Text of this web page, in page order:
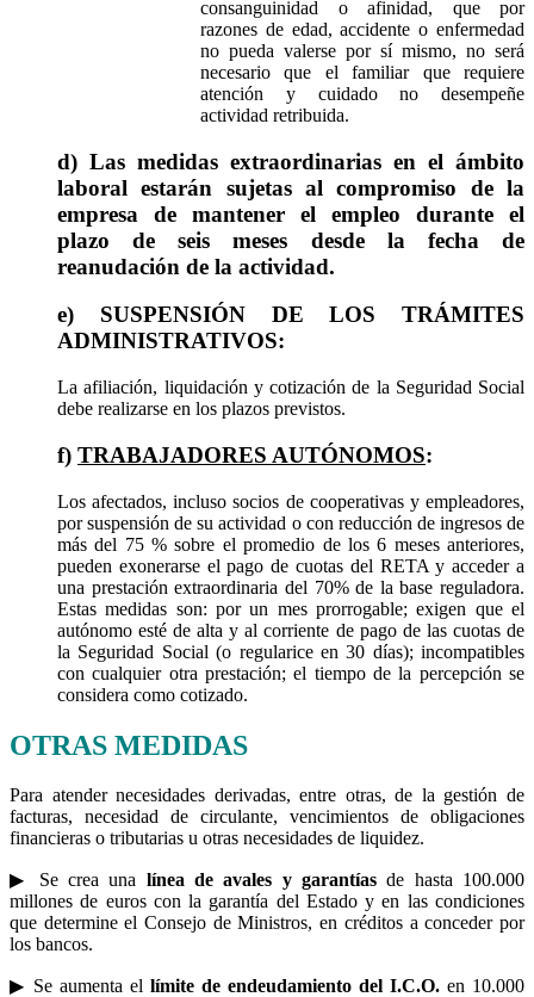
consanguinidad o afinidad, que por
razones de edad, accidente o enfermedad
no pueda valerse por sí mismo, no será
necesario que el familiar que requiere
atención y cuidado no desempeñe
actividad retribuida.
d) Las medidas extraordinarias en el ámbito
laboral estarán sujetas al compromiso de la
empresa de mantener el empleo durante el
plazo de seis meses desde la fecha de
reanudación de la actividad.
e) SUSPENSIÓN DE LOS TRÁMITES
ADMINISTRATIVOS:
La afiliación, liquidación y cotización de la Seguridad Social
debe realizarse en los plazos previstos.
f) TRABAJADORES AUTÓNOMOS:
Los afectados, incluso socios de cooperativas y empleadores,
por suspensión de su actividad o con reducción de ingresos de
más del 75 % sobre el promedio de los 6 meses anteriores,
pueden exonerarse el pago de cuotas del RETA y acceder a
una prestación extraordinaria del 70% de la base reguladora.
Estas medidas son: por un mes prorrogable; exigen que el
autónomo esté de alta y al corriente de pago de las cuotas de
la Seguridad Social (o regularice en 30 días); incompatibles
con cualquier otra prestación; el tiempo de la percepción se
considera como cotizado.
OTRAS MEDIDAS
Para atender necesidades derivadas, entre otras, de la gestión de
facturas, necesidad de circulante, vencimientos de obligaciones
financieras o tributarias u otras necesidades de liquidez.
▶ Se crea una línea de avales y garantías de hasta 100.000
millones de euros con la garantía del Estado y en las condiciones
que determine el Consejo de Ministros, en créditos a conceder por
los bancos.
▶ Se aumenta el límite de endeudamiento del I.C.O. en 10.000